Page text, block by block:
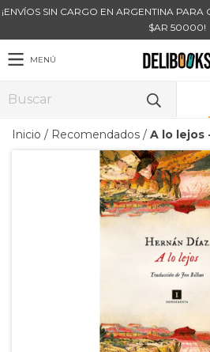
¡ENVÍOS SIN CARGO EN ARGENTINA
$AR 50000!
MENÚ
Inicio / Recomendados / A lo lejos